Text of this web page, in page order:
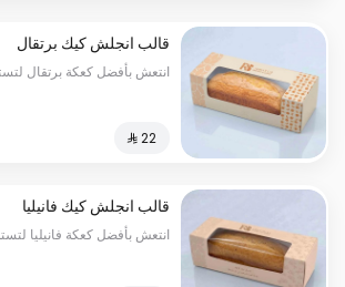
قالب انجلش كيك برتقال
انتعش بأفضل كعكة برتقال
⁨⁦‪‬ 22⁩
قالب انجلش كيك فانيليا
انتعش بأفضل كعكة فانيليا